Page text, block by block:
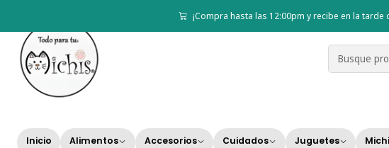
Inicio Alimentos Accesorios Cuidados Juguetes
¡Compra hasta las 12:00pm y recibe en la